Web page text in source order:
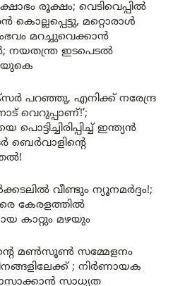
രൂക്ഷം; വെടിവെപ്പിൽ
കൊല്ലപ്പെട്ടു, മറ്റൊരാൾ
മറച്ചുവെക്കാൻ
നയതന്ത്ര ഇടപെടൽ
യുകെ
പറഞ്ഞു, എനിക്ക് നരേന്ദ്ര
വെറുപ്പാണ്!’;
പൊട്ടിച്ചിരിപ്പിച്ച് ഇന്ത്യൻ
ബെർവാളിന്റെ
വീണ്ടും ന്യൂനമർദ്ദം!;
കേരളത്തിൽ
കാറ്റും മഴയും
മൺസൂൺ സമ്മേളനം
; നിർണായക
സാധ്യത